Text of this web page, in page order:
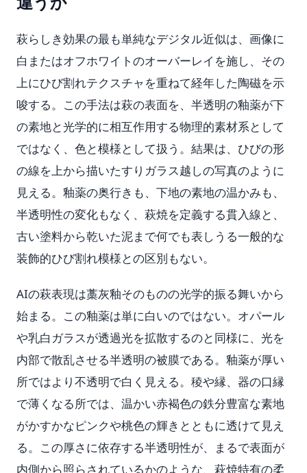
萩らしき効果の最も単純なデジタル近似は、画像に
白またはオフホワイトのオーバーレイを施し、その
上にひび割れテクスチャを重ねて経年した陶磁を示
唆する。この手法は萩の表面を、半透明の釉薬が下
の素地と光学的に相互作用する物理的素材系として
ではなく、色と模様として扱う。結果は、ひびの形
の線を上から描いたすりガラス越しの写真のように
見える。釉薬の奥行きも、下地の素地の温かみも、
半透明性の変化もなく、萩焼を定義する貫入線と、
古い塗料から乾いた泥まで何でも表しうる一般的な
装飾的ひび割れ模様との区別もない。
AIの萩表現は藁灰釉そのものの光学的振る舞いから
始まる。この釉薬は単に白いのではない。オパール
や乳白ガラスが透過光を拡散するのと同様に、光を
内部で散乱させる半透明の被膜である。釉薬が厚い
所ではより不透明で白く見える。稜や縁、器の口縁
で薄くなる所では、温かい赤褐色の鉄分豊富な素地
がかすかなピンクや桃色の輝きとともに透けて見え
る。この厚さに依存する半透明性が、まるで表面が
内側から照らされているかのような、萩焼特有の柔